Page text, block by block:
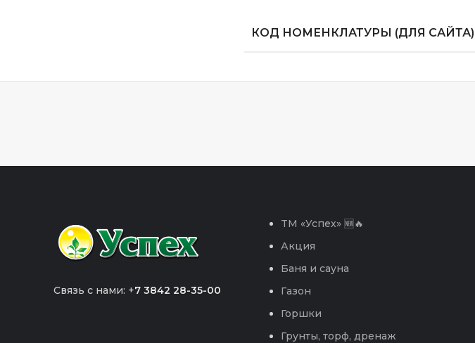
КОД НОМЕНКЛАТУРЫ (ДЛЯ САЙТА)
Связь с нами: +7 3842 28-35-00
TM «Успех» 🆕🔥
Акция
Баня и сауна
Газон
Горшки
Грунты, торф, дренаж